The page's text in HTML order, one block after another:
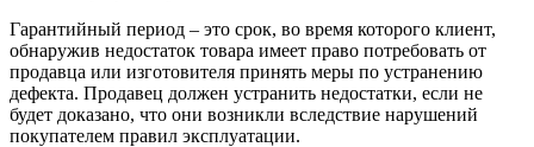
Гарантийный период – это срок, во время которого клиент,
обнаружив недостаток товара имеет право потребовать от
продавца или изготовителя принять меры по устранению
дефекта. Продавец должен устранить недостатки, если не
будет доказано, что они возникли вследствие нарушений
покупателем правил эксплуатации.